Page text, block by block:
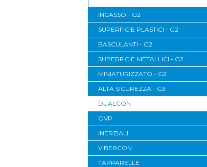
INCASSO - G2
SUPERFICIE PLASTICI - G2
BASCULANTI - G2
SUPERFICIE METALLICI - G2
MINIATURIZZATO - G2
ALTA SICUREZZA - G3
DUALCON
OVP
INERZIALI
VIBERCON
TAPPARELLE